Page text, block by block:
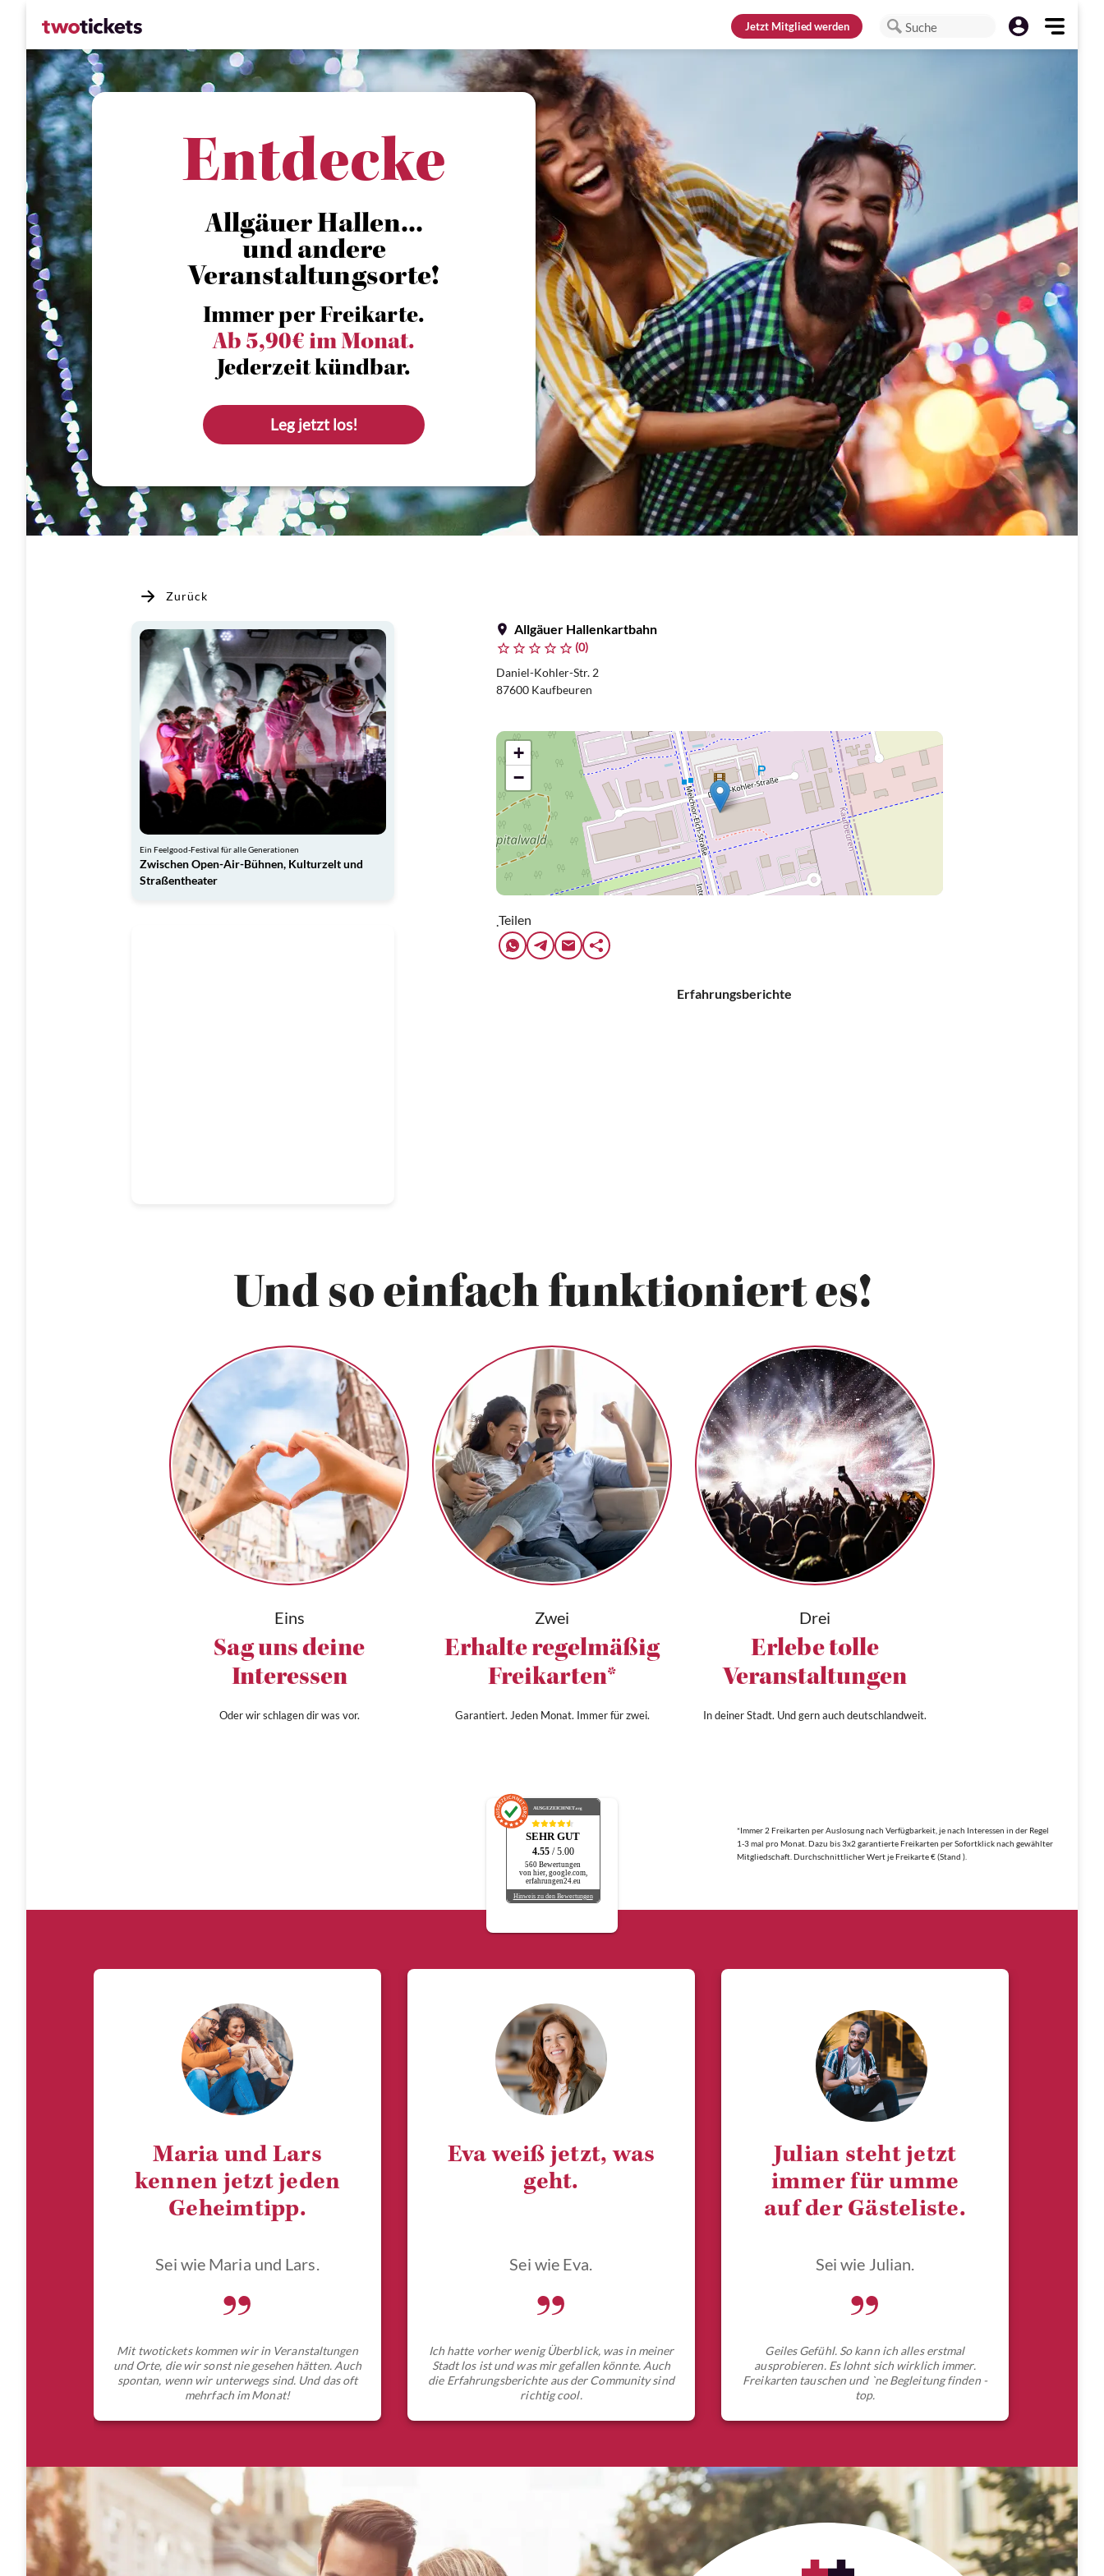
JetztMitglied werden Suche
Entdecke
Allgäuer Hallen...
und andere
Veranstaltungsorte!
Immer per Freikarte.
Ab 5,90€ im Monat.
Jederzeit kündbar.
Leg jetzt los!
Zurück
Ein Feelgood-Festival für alle Generationen
Zwischen Open-Air-Bühnen, Kulturzelt und
Straßentheater
Allgäuer Hallenkartbahn
(0)
Daniel-Kohler-Str. 2
87600 Kaufbeuren
+
−
.Teilen
Erfahrungsberichte
Und so einfach funktioniert es!
Eins
Sag uns deine
Interessen
Oder wir schlagen dir was vor.
Zwei
Erhalte regelmäßig
Freikarten*
Garantiert. Jeden Monat. Immer für zwei.
Drei
Erlebe tolle
Veranstaltungen
In deiner Stadt. Und gern auch deutschlandweit.
AUSGEZEICHNET.org
SEHR GUT
4.55 / 5.00
560 Bewertungen
von hier, google.com,
erfahrungen24.eu
Hinweis zu den Bewertungen
*Immer 2 Freikarten per Auslosung nach Verfügbarkeit, je nach Interessen in der Regel
1-3 mal pro Monat. Dazu bis 3x2 garantierte Freikarten per Sofortklick nach gewählter
Mitgliedschaft. Durchschnittlicher Wert je Freikarte € (Stand ).
Maria und Lars
kennen jetzt jeden
Geheimtipp.
Sei wie Maria und Lars.
„
Mit twotickets kommen wir in Veranstaltungen
und Orte, die wir sonst nie gesehen hätten. Auch
spontan, wenn wir unterwegs sind. Und das oft
mehrfach im Monat!
Eva weiß jetzt, was
geht.
Sei wie Eva.
„
Ich hatte vorher wenig Überblick, was in meiner
Stadt los ist und was mir gefallen könnte. Auch
die Erfahrungsberichte aus der Community sind
richtig cool.
Julian steht jetzt
immer für umme
auf der Gästeliste.
Sei wie Julian.
„
Geiles Gefühl. So kann ich alles erstmal
ausprobieren. Es lohnt sich wirklich immer.
Freikarten tauschen und `ne Begleitung finden -
top.